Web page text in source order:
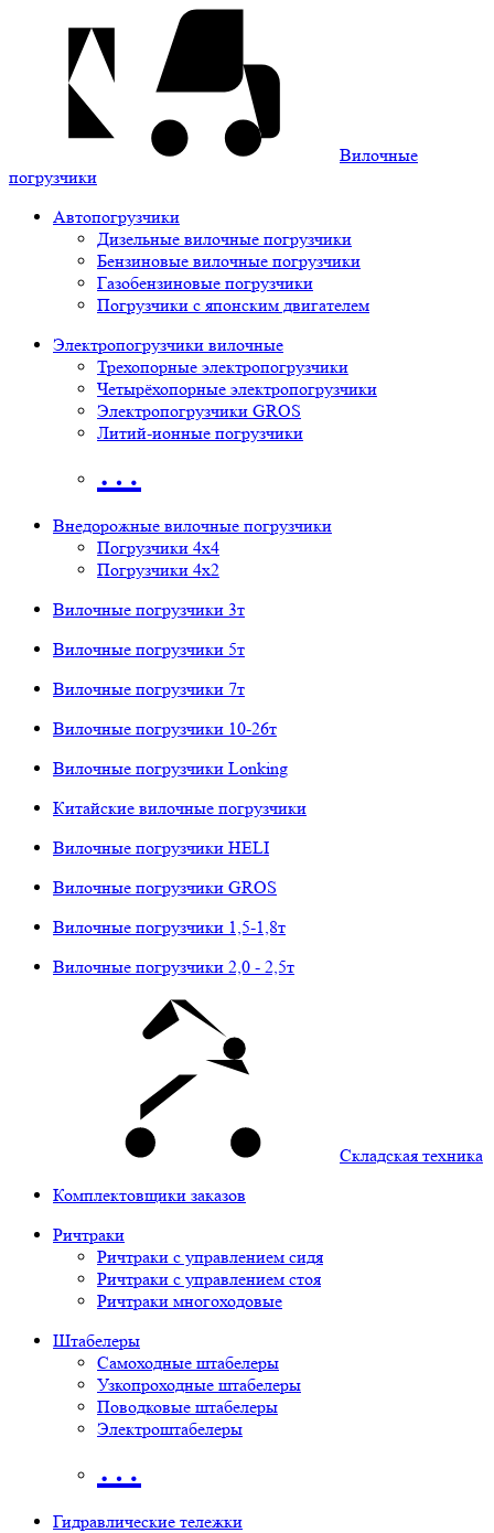
Вилочные
погрузчики
Автопогрузчики
Дизельные вилочные погрузчики
Бензиновые вилочные погрузчики
Газобензиновые погрузчики
Погрузчики с японским двигателем
Электропогрузчики вилочные
Трехопорные электропогрузчики
Четырёхопорные электропогрузчики
Электропогрузчики GROS
Литий-ионные погрузчики
…
Внедорожные вилочные погрузчики
Погрузчики 4х4
Погрузчики 4х2
Вилочные погрузчики 3т
Вилочные погрузчики 5т
Вилочные погрузчики 7т
Вилочные погрузчики 10-26т
Вилочные погрузчики Lonking
Китайские вилочные погрузчики
Вилочные погрузчики HELI
Вилочные погрузчики GROS
Вилочные погрузчики 1,5-1,8т
Вилочные погрузчики 2,0 - 2,5т
Складская техника
Комплектовщики заказов
Ричтраки
Ричтраки с управлением сидя
Ричтраки с управлением стоя
Ричтраки многоходовые
Штабелеры
Самоходные штабелеры
Узкопроходные штабелеры
Поводковые штабелеры
Электроштабелеры
…
Гидравлические тележки